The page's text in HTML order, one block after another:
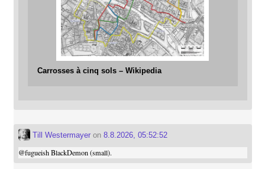
Carrosses à cinq sols – Wikipedia
Till Westermayeron 8.8.2026, 05:52:52
@fugueishBlackDemon (small).